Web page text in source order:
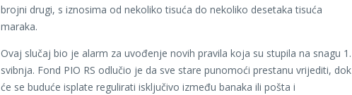
brojni drugi, s iznosima od nekoliko tisuća do nekoliko desetaka tisuća
maraka.
Ovaj slučaj bio je alarm za uvođenje novih pravila koja su stupila na snagu 1.
svibnja. Fond PIO RS odlučio je da sve stare punomoći prestanu vrijediti, dok
će se buduće isplate regulirati isključivo između banaka ili pošta i